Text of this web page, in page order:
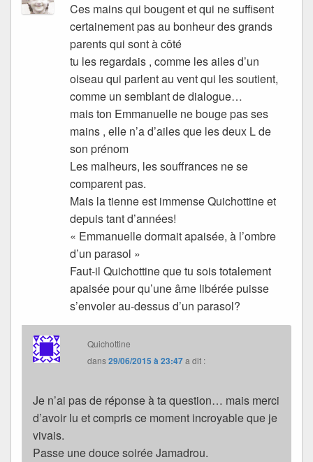
Ces mains qui bougent et qui ne suffisent
certainement pas au bonheur des grands
parents qui sont à côté
tu les regardais , comme les ailes d’un
oiseau qui parlent au vent qui les soutient,
comme un semblant de dialogue…
mais ton Emmanuelle ne bouge pas ses
mains , elle n’a d’ailes que les deux L de
son prénom
Les malheurs, les souffrances ne se
comparent pas.
Mais la tienne est immense Quichottine et
depuis tant d’années!
« Emmanuelle dormait apaisée, à l’ombre
d’un parasol »
Faut-il Quichottine que tu sois totalement
apaisée pour qu’une âme libérée puisse
s’envoler au-dessus d’un parasol?
Quichottine
dans29/06/2015 à 23:47a dit :
Je n’ai pas de réponse à ta question… mais merci
d’avoir lu et compris ce moment incroyable que je
vivais.
Passe une douce soirée Jamadrou.